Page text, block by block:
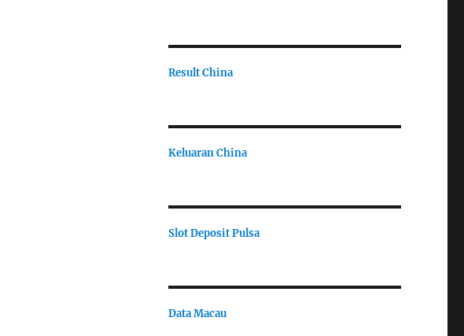
Result China
Keluaran China
Slot Deposit Pulsa
Data Macau